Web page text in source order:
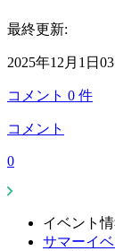
最終更新:
2025年12月1日
コメント 0 件
コメント
0
イベント
サマーイ